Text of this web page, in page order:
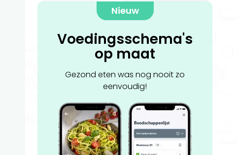
Nieuw
Voedingsschema's
op maat
Gezond eten was nog nooit zo
eenvoudig!